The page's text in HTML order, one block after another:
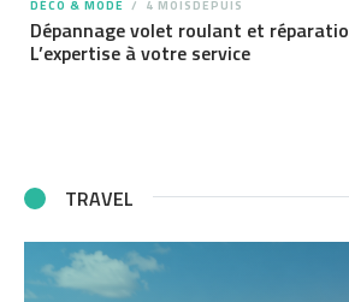
DÉCO & MODE 4 MOISDEPUIS
Dépannage volet roulant et
L’expertise à votre service
TRAVEL